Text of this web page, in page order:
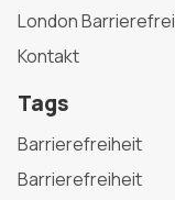
London Barrierefrei
Kontakt
Tags
Barrierefreiheit
Barrierefreiheit